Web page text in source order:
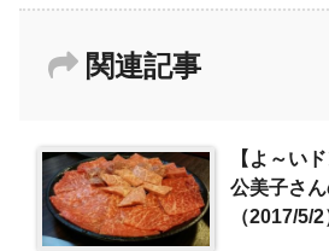
関連記事
【よ～い
公美子さん
（2017/5/2